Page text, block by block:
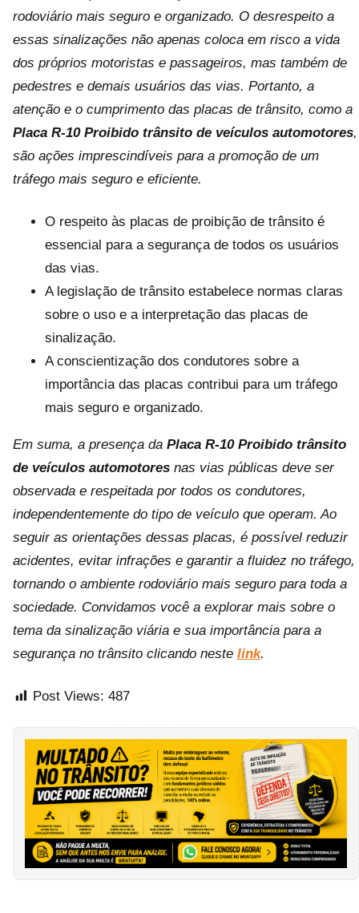
rodoviário mais seguro e organizado. O desrespeito a
essas sinalizações não apenas coloca em risco a vida
dos próprios motoristas e passageiros, mas também de
pedestres e demais usuários das vias. Portanto, a
atenção e o cumprimento das placas de trânsito, como a
Placa R-10 Proibido trânsito de veículos automotores,
são ações imprescindíveis para a promoção de um
tráfego mais seguro e eficiente.
O respeito às placas de proibição de trânsito é
essencial para a segurança de todos os usuários
das vias.
A legislação de trânsito estabelece normas claras
sobre o uso e a interpretação das placas de
sinalização.
A conscientização dos condutores sobre a
importância das placas contribui para um tráfego
mais seguro e organizado.
Em suma, a presença da Placa R-10 Proibido trânsito
de veículos automotores nas vias públicas deve ser
observada e respeitada por todos os condutores,
independentemente do tipo de veículo que operam. Ao
seguir as orientações dessas placas, é possível reduzir
acidentes, evitar infrações e garantir a fluidez no tráfego,
tornando o ambiente rodoviário mais seguro para toda a
sociedade. Convidamos você a explorar mais sobre o
tema da sinalização viária e sua importância para a
segurança no trânsito clicando neste link.
Post Views: 487